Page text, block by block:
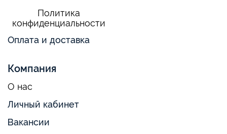
Политика
конфиденциальности
Оплата и доставка
Компания
О нас
Личный кабинет
Вакансии